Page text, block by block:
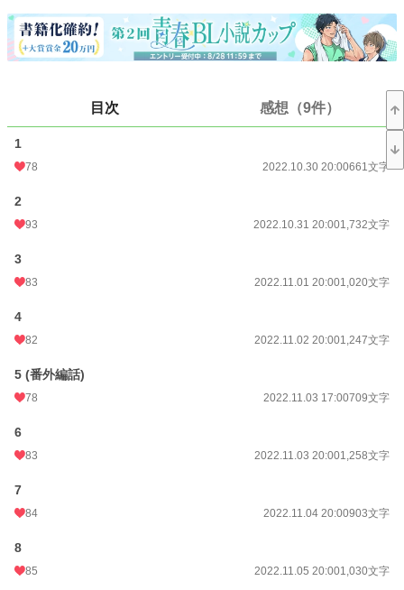
※多少猫ちゃんについて調べましたが、やはり物語を好きに描きたいがために絶
対事実とは異なるやろな的内容もございます。許してください。異世界は神秘。
うに.........ｹﾞﾍｹﾞﾍ 地味にこちらも参加しておりますが、心持ちは『お祭
小説
BL
お気に入り
24h.ポイント
更新日時 2022.11.30 20:00
初回完結日時
月間ポイント
年間ポイント
累計ポイント
目次 感想（9件）
1
78 2022.10.30 20:00661文字
2
93 2022.10.31 20:001,732文字
3
83 2022.11.01 20:001,020文字
4
82 2022.11.02 20:001,247文字
5 (番外編話)
78 2022.11.03 17:00709文字
6
83 2022.11.03 20:001,258文字
7
84 2022.11.04 20:00903文字
8
85 2022.11.05 20:001,030文字